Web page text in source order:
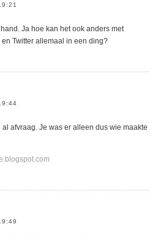
Ja hoe kan het ook anders met
Twitter allemaal in een ding?
al afvraag. Je was er alleen dus wie maakte